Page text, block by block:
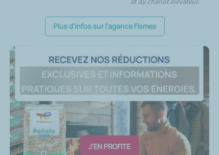
Plus d'infos sur l'agence Fismes
J'EN PROFITE